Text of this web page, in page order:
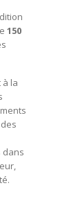
150
à la
dans